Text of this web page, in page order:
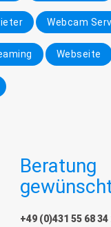
Webcam
Webseite
Beratung
+49 (0)431 55 68 34